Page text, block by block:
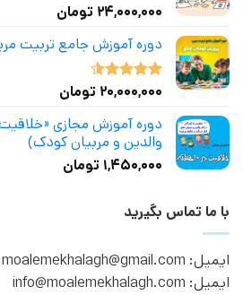
۲۴,۰۰۰,۰۰۰ تومان
دوره آموزش جامع تربیت
نمره4.50
۲۰,۰۰۰,۰۰۰ تومان
والدین و مربیان کودک)
۱,۴۵۰,۰۰۰ تومان
با ما تماس بگیرید
ایمیل: moalemekhalagh@gmail.com
ایمیل: info@moalemekhalagh.com